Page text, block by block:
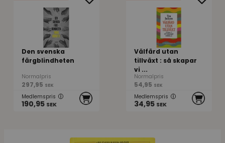
Den svenska
färgblindheten
Normalpris
297,95 SEK
Medlemspris
190,95 SEK
Välfärd utan
tillväxt : så skapar
vi ...
Normalpris
54,95 SEK
Medlemspris
34,95 SEK